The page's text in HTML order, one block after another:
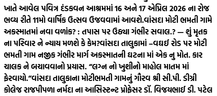
ખાતે આવેલ પવિત્ર દંડકવન આશ્રમમાં 16 અને 17 એપ્રિલ 2026 ના રોજ
ભવ્ય રીતે 11મો વાર્ષિક ઉત્સવ ઉજવવામાં આવશે.વાંસદા મોટી ભમતી ગામે
અકસ્માતમાં નવા વળાંક? : તપાસ પર ઉઠ્યા ગંભીર સવાલ.? — શું મૃતક
ના પરિવાર ને ન્યાય મળશે કે કેમ?વાંસદા તાલુકામાં –વઘઈ રોડ પર મોટી
ભમતી ગામ નજીક ગંભીર માર્ગ અકસ્માતની ઘટના માં એક નુ મોત. કાર
ચાલક ને બચાવવાનો પ્રયાસ. “લગ્ન નો ખુશીનો માહોલ માતમ માં
ફેરવાયો.”વાંસદા તાલુકાના મોટીભમતી ગામનું ગૌરવ શ્રી સી.પી. ડીગ્રી
કોલેજ રાજપીપળા નર્મદા ના આસિસ્ટન્ટ પ્રોફેસર ડૉ. વિજયભાઈ ડી. પટેલ